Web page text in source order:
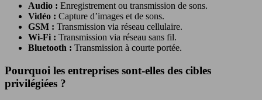
Audio : Enregistrement ou transmission de sons.
Vidéo : Capture d’images et de sons.
GSM : Transmission via réseau cellulaire.
Wi-Fi : Transmission via réseau sans fil.
Bluetooth : Transmission à courte portée.
Pourquoi les entreprises sont-elles des cibles
privilégiées ?